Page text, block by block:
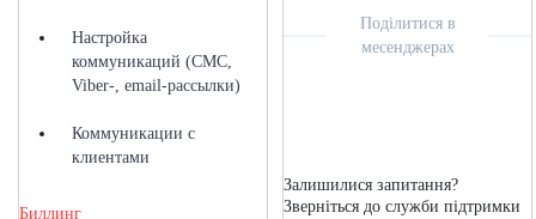
Настройка
коммуникаций (СМС,
Viber-, email-рассылки)
Коммуникации с
клиентами
Биллинг
Поділитися в
месенджерах
Залишилися запитання?
Зверніться до служби підтримки